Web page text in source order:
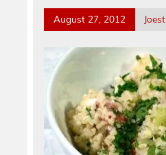
August 27, 2012 Joest